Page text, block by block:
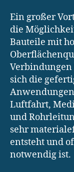
Ein großer
die
Bauteile mit
sich die
Luftfahrt,
und
sehr
entsteht und
notwendig ist.